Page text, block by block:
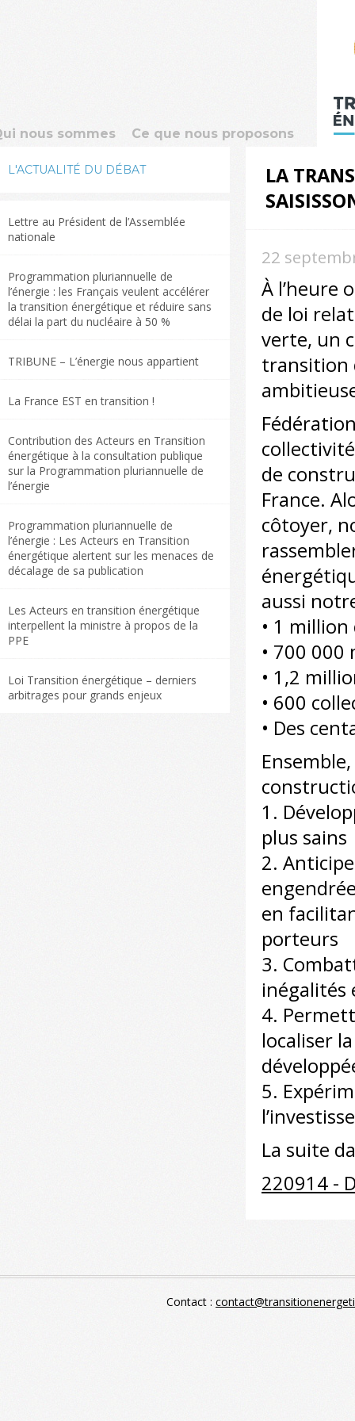
nous sommes Ce que nous proposons
L'ACTUALITÉ DU DÉBAT
Lettre au Président de l’Assemblée
nationale
Programmation pluriannuelle de
l’énergie : les Français veulent accélérer
la transition énergétique et réduire sans
délai la part du nucléaire à 50 %
TRIBUNE – L’énergie nous appartient
La France EST en transition !
Contribution des Acteurs en Transition
énergétique à la consultation publique
sur la Programmation pluriannuelle de
l’énergie
Programmation pluriannuelle de
l’énergie : Les Acteurs en Transition
énergétique alertent sur les menaces de
décalage de sa publication
Les Acteurs en transition énergétique
interpellent la ministre à propos de la
PPE
Loi Transition énergétique – derniers
arbitrages pour grands enjeux
LA
22
À l’heure
de loi
verte, un
transition
de
France.
côtoyer,
aussi
• 1
• 700 000
• 1,2
• 600
• Des
1.
plus sains
2.
en
porteurs
3.
inégalités
4.
localiser
5.
La suite
220914 -
Contact :